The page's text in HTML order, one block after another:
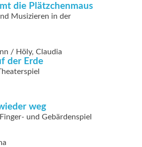
die Plätzchenmaus
Musizieren in der
/ Höly, Claudia
der Erde
weg
und Gebärdenspiel